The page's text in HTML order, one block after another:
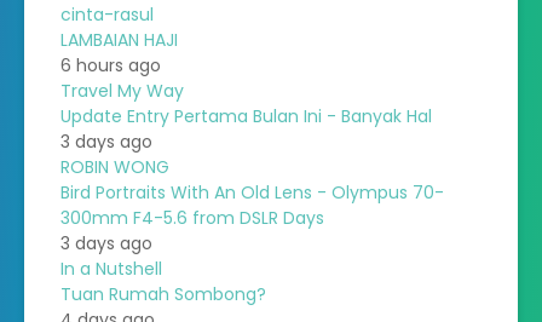
cinta-rasul
LAMBAIAN HAJI
6 hours ago
Travel My Way
Update Entry Pertama Bulan Ini - Banyak Hal
3 days ago
ROBIN WONG
Bird Portraits With An Old Lens - Olympus 70-
300mm F4-5.6 from DSLR Days
3 days ago
In a Nutshell
Tuan Rumah Sombong?